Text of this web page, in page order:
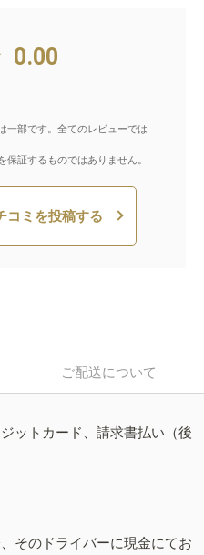
0.00
一部です。全てのレビューでは
証するものではありません。
コミを投稿する
ご配送について
ットカード、請求書払い（後
そのドライバーに現金にてお